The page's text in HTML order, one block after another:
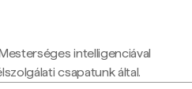
intelligenciával
csapatunk által.